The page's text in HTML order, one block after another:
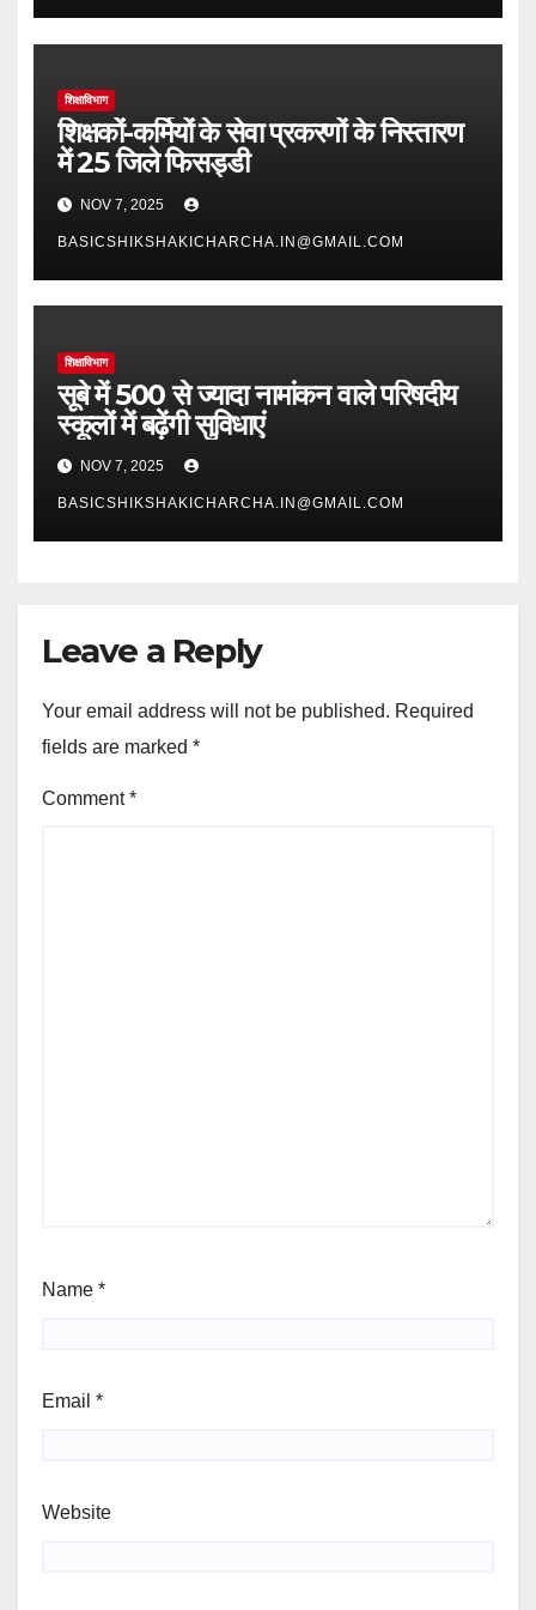
शिक्षाविभाग
शिक्षकों-कर्मियों के सेवा प्रकरणों के निस्तारण
में 25 जिले फिसड्डी
NOV 7, 2025
BASICSHIKSHAKICHARCHA.IN@GMAIL.COM
शिक्षाविभाग
सूबे में 500 से ज्यादा नामांकन वाले परिषदीय
स्कूलों में बढ़ेंगी सुविधाएं
NOV 7, 2025
BASICSHIKSHAKICHARCHA.IN@GMAIL.COM
Leave a Reply
Your email address will not be published. Required
fields are marked *
Comment*
Name *
Email *
Website